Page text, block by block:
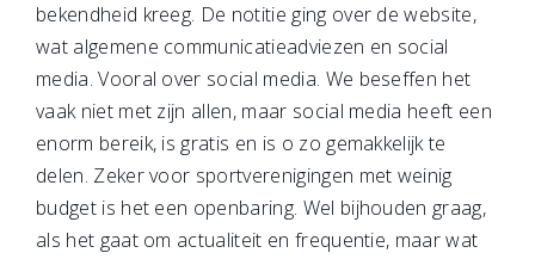
bekendheid kreeg. De notitie ging over de website,
wat algemene communicatieadviezen en social
media. Vooral over social media. We beseffen het
vaak niet met zijn allen, maar social media heeft een
enorm bereik, is gratis en is o zo gemakkelijk te
delen. Zeker voor sportverenigingen met weinig
budget is het een openbaring. Wel bijhouden graag,
als het gaat om actualiteit en frequentie, maar wat